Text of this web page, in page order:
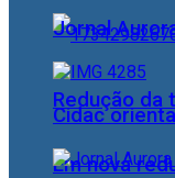
Redução da
Em nova
Jornal
Cidac